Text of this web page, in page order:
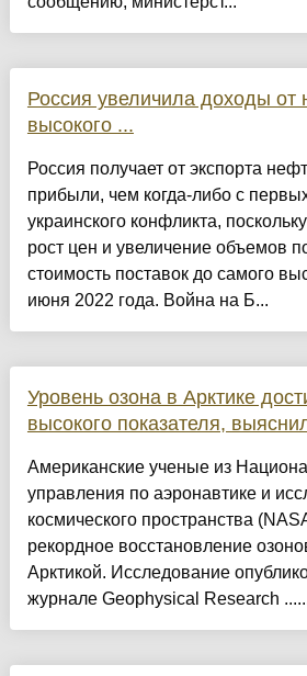
Россия увеличила доходы от
высокого ...
Россия получает от экспорта
прибыли, чем когда-либо с
украинского конфликта,
рост цен и увеличение объемов
стоимость поставок до самого
июня 2022 года. Война на Б...
Уровень озона в Арктике
высокого показателя,
Американские ученые из
управления по аэронавтике и
космического пространства
рекордное восстановление
Арктикой. Исследование
журнале Geophysical Research